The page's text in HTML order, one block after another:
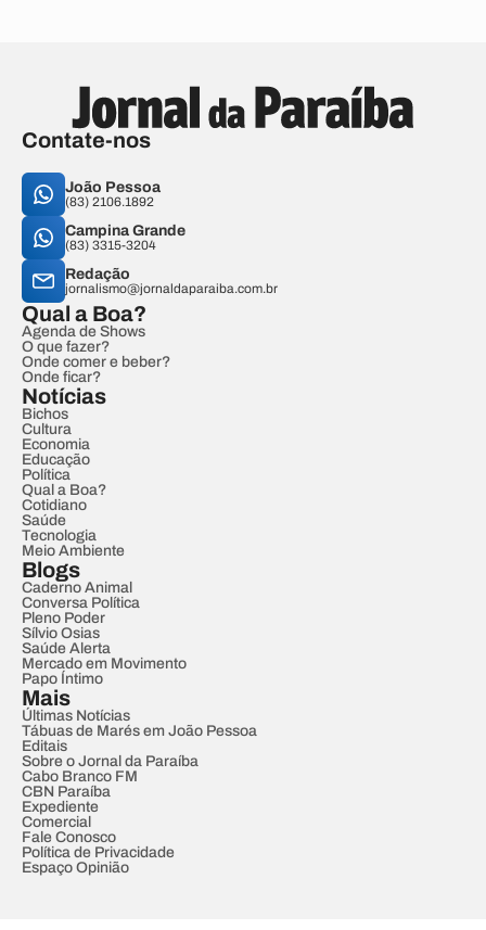
Contate-nos
João Pessoa
(83) 2106.1892
Campina Grande
(83) 3315-3204
Redação
jornalismo@jornaldaparaiba.com.br
Qual a Boa?
Agenda de Shows
O que fazer?
Onde comer e beber?
Onde ficar?
Notícias
Bichos
Cultura
Economia
Educação
Política
Qual a Boa?
Cotidiano
Saúde
Tecnologia
Meio Ambiente
Blogs
Caderno Animal
Conversa Política
Pleno Poder
Sílvio Osias
Saúde Alerta
Mercado em Movimento
Papo Íntimo
Mais
Últimas Notícias
Tábuas de Marés em João Pessoa
Editais
Sobre o Jornal da Paraíba
Cabo Branco FM
CBN Paraíba
Expediente
Comercial
Fale Conosco
Política de Privacidade
Espaço Opinião